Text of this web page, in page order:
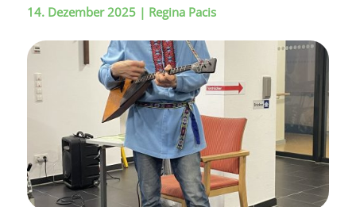
14. Dezember 2025| Regina Pacis